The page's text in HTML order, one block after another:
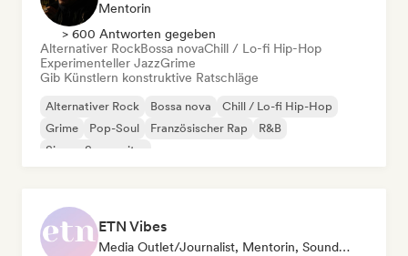
Mentorin
> 600 Antworten gegeben
Alternativer RockBossa novaChill / Lo-fi Hip-Hop
Experimenteller JazzGrime
Gib Künstlern konstruktive Ratschläge
Alternativer Rock Bossa nova
Chill / Lo-fi Hip-Hop
Grime
Pop-Soul Französischer Rap
R&B
Singer-Songwriter
ETN Vibes
Media Outlet/Journalist, Mentorin, Sound Experte